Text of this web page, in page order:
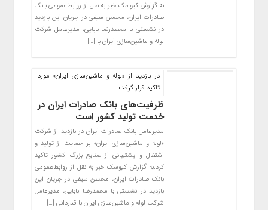
به گزارش کیوسک خبر به نقل از روابط‌عمومی بانک
صادرات ایران، محسن سیفی در جریان این بازدید
در نشستی با محمدرضا بابایی، مدیرعامل شرکت
لوله و ماشین‌سازی ایران با […]
​در بازدید از «لوله و ماشین‌سازی ایران» مورد
تاکید قرار گرفت
ظرفیت‌های بانک صادرات ایران در
خدمت تولید کشور است
مدیرعامل بانک صادرات ایران در بازدید از شرکت
«لوله و ماشین‌سازی ایران» بر حمایت از تولید و
اشتغال و پشتیبانی از صنایع بزرگ کشور تاکید
کرد.به گزارش کیوسک خبر به نقل از روابط‌عمومی
بانک صادرات ایران، محسن سیفی در جریان این
بازدید در نشستی با محمدرضا بابایی، مدیرعامل
شرکت لوله و ماشین‌سازی ایران با قدردانی […]